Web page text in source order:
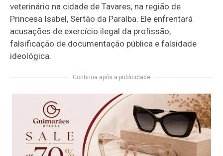
veterinário na cidade de Tavares, na região de
Princesa Isabel, Sertão da Paraíba. Ele enfrentará
acusações de exercício ilegal da profissão,
falsificação de documentação pública e falsidade
ideológica.
Continua após a publicidade